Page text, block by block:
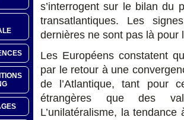
s’interrogent sur le bilan du
transatlantiques. Les
dernières ne sont pas là pour
Les Européens constatent
par le retour à une
de l’Atlantique, tant pour
étrangères que des
L’unilatéralisme, la